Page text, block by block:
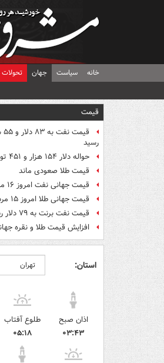
خانه سیاست جهان
قیمت
رسید
حواله دلار ۱۵۴ هزار و ۴۵۱ تومان شد
قیمت طلا صعودی ماند
قیمت جهانی نفت امروز ۱۶ مرداد
قیمت جهانی طلا امروز ۱۵ مرداد
قیمت نفت برنت به ۷۹ دلار رسید
افزایش قیمت طلا و نقره
استان:
اذان صبح
۰۳:۴۳
طلوع آفتاب
۰۵:۱۸